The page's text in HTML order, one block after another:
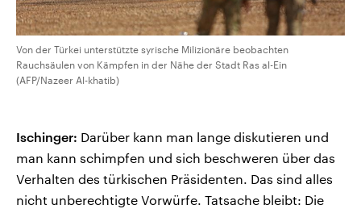
Von der Türkei unterstützte syrische Milizionäre beobachten
Rauchsäulen von Kämpfen in der Nähe der Stadt Ras al-Ein
(AFP/Nazeer Al-khatib)
Ischinger: Darüber kann man lange diskutieren und
man kann schimpfen und sich beschweren über das
Verhalten des türkischen Präsidenten. Das sind alles
nicht unberechtigte Vorwürfe. Tatsache bleibt: Die